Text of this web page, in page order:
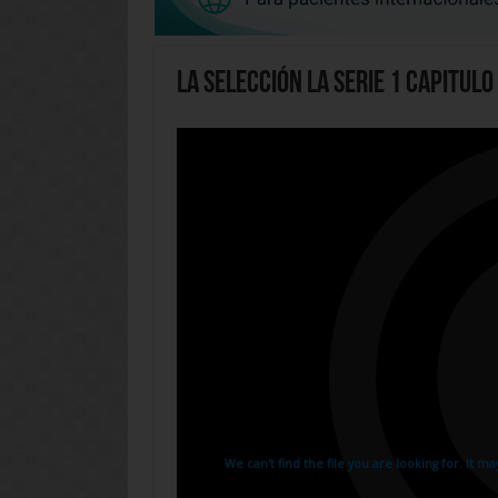
La Selección La Serie 1 Capitulo